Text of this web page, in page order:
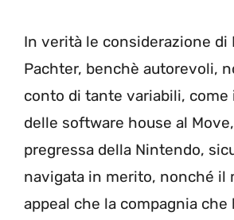
In verità le considerazione di
Pachter, benchè autorevoli,
conto di tante variabili, come
delle software house al
pregressa della Nintendo,
navigata in merito, nonché il
appeal che la compagnia che